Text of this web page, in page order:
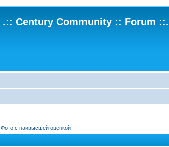
.:: Century Community :: Forum ::.
Фото с наивысшей оценкой